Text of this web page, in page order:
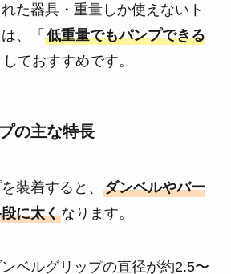
た器具・重量しか使えないト
、「 低重量でもパンプできる
ておすすめです。
の主な特長
装着すると、 ダンベルやバー
に太くなります。
ベルグリップの直径が約2.5〜